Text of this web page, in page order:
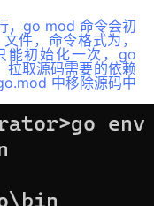
，go mod 命令会初
件，命令格式为，
能初始化一次，go
取源码需要的依赖
中移除源码中